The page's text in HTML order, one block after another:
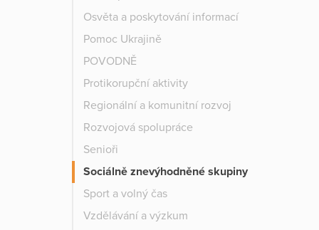
Osvěta a poskytování informací
Pomoc Ukrajině
POVODNĚ
Protikorupční aktivity
Regionální a komunitní rozvoj
Rozvojová spolupráce
Senioři
Sociálně znevýhodněné skupiny
Sport a volný čas
Vzdělávání a výzkum